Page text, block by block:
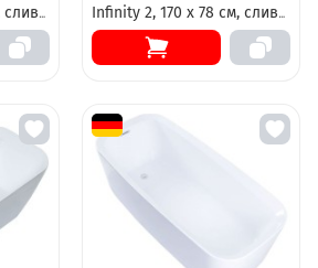
слив-
Infinity 2, 170 х 78 см, слив-
перелив в комплекте,
белая матовая, 2.21002.21